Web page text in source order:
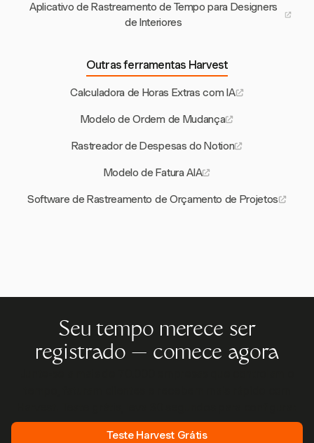
Aplicativo de Rastreamento de Tempo para Designers
de Interiores
Outras ferramentas Harvest
Calculadora de Horas Extras com IA
Modelo de Ordem de Mudança
Rastreador de Despesas do Notion
Modelo de Fatura AIA
Software de Rastreamento de Orçamento de Projetos
Seu tempo merece ser
registrado — comece agora
Teste Harvest Grátis